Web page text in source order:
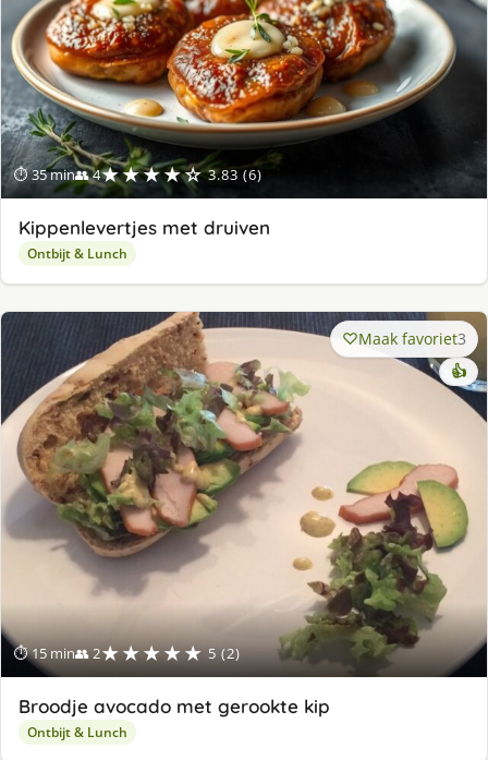
⏱ 35 min👥 4★★★★☆ 3.83 (6)
Kippenlevertjes met druiven
Ontbijt & Lunch
⏱ 15 min👥 2★★★★★ 5 (2)
Maak favoriet3
👍
Broodje avocado met gerookte kip
Ontbijt & Lunch